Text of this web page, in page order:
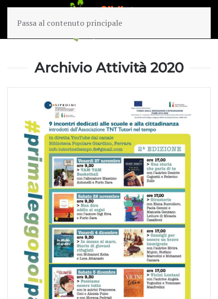
Passa al contenuto principale
Archivio Attività 2020